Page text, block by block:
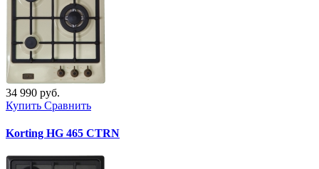
34 990 руб.
Купить Сравнить
Korting HG 465 CTRN